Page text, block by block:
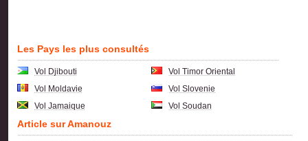
Les Pays les plus consultés
Vol Djibouti
Vol Timor Oriental
Vol Moldavie
Vol Slovenie
Vol Jamaique
Vol Soudan
Article sur Amanouz